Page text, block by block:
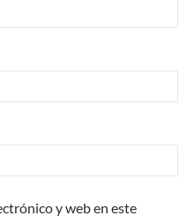
y web en este